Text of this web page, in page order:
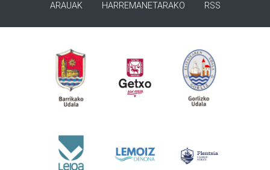
ARAUAK HARREMANETARAKO RSS